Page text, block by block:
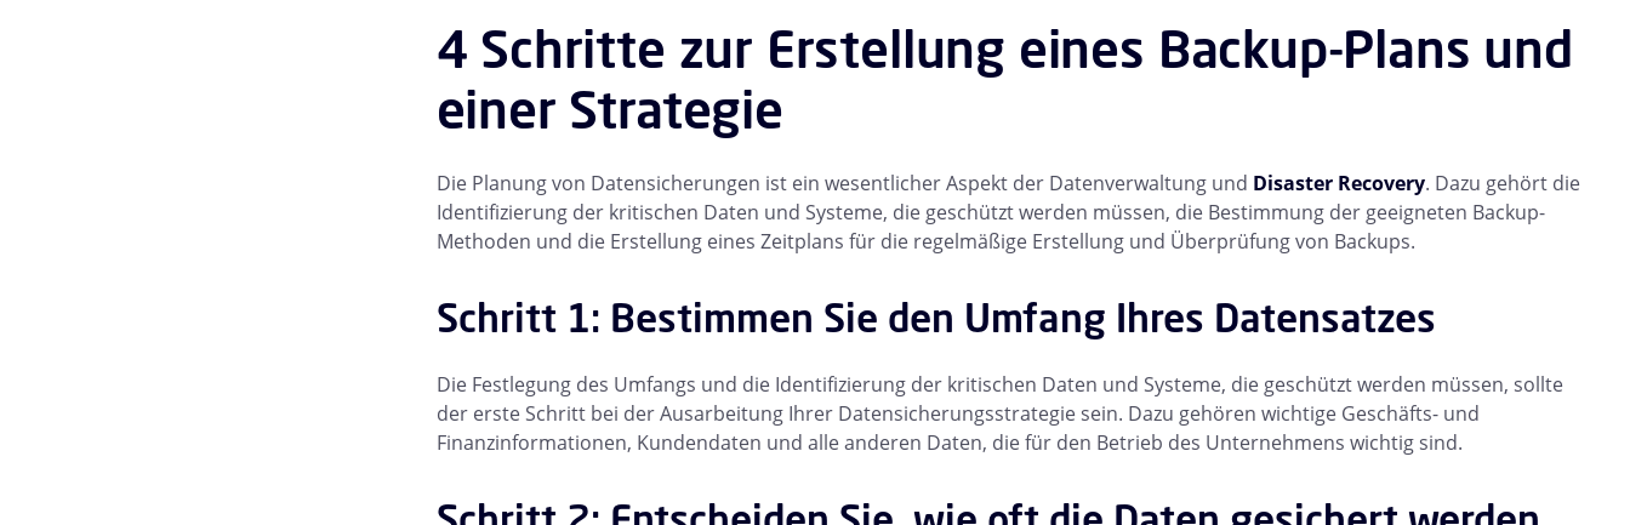
4 Schritte zur Erstellung eines Backup-Plans und
einer Strategie
Die Planung von Datensicherungen ist ein wesentlicher Aspekt der Datenverwaltung und Disaster Recovery. Dazu gehört die
Identifizierung der kritischen Daten und Systeme, die geschützt werden müssen, die Bestimmung der geeigneten Backup-
Methoden und die Erstellung eines Zeitplans für die regelmäßige Erstellung und Überprüfung von Backups.
Schritt 1: Bestimmen Sie den Umfang Ihres Datensatzes
Die Festlegung des Umfangs und die Identifizierung der kritischen Daten und Systeme, die geschützt werden müssen, sollte
der erste Schritt bei der Ausarbeitung Ihrer Datensicherungsstrategie sein. Dazu gehören wichtige Geschäfts- und
Finanzinformationen, Kundendaten und alle anderen Daten, die für den Betrieb des Unternehmens wichtig sind.